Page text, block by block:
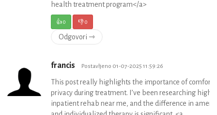
health treatment program</a>
👍0 👎0
Odgovori ⇾
francis Postavljeno 01-07-2025 11:59:26
This post really highlights the importance of comfort
privacy during treatment. I’ve been researching high-
inpatient rehab near me, and the difference in